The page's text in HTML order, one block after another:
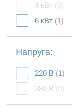
4 кВт (0)
6 кВт (1)
Напруга:
220 В (1)
380 В (0)